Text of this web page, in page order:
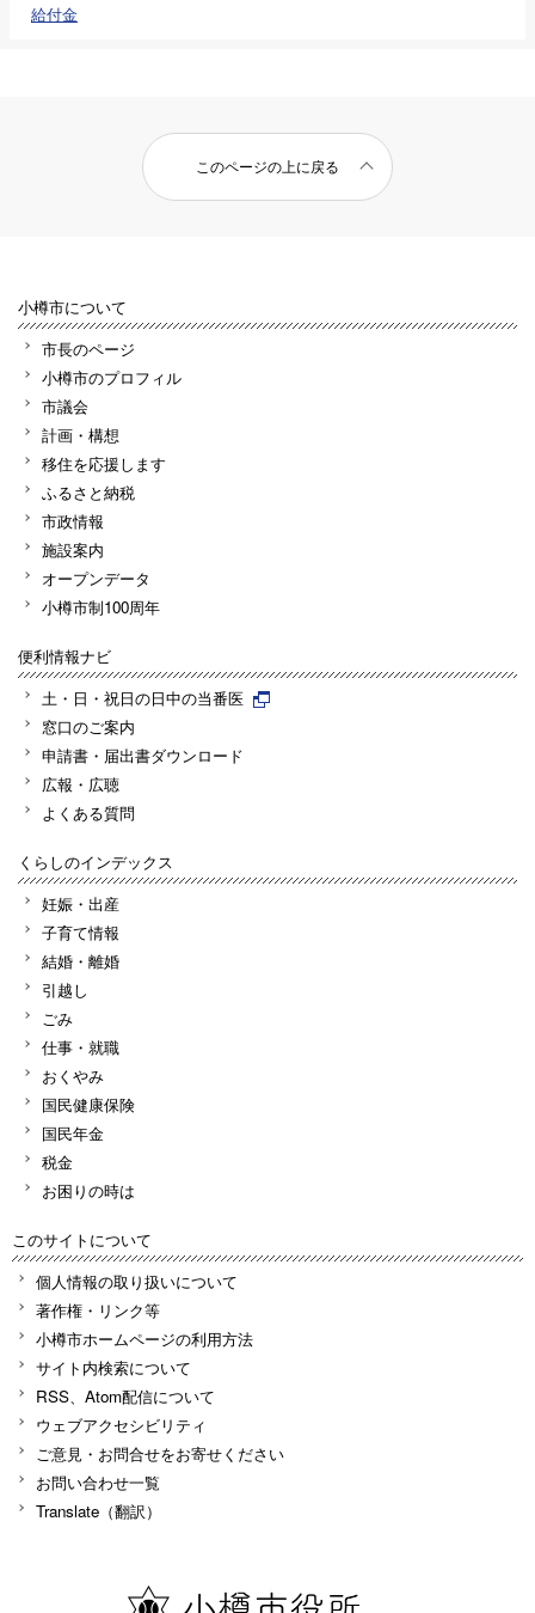
給付金
このページの上に戻る
小樽市について
市長のページ
小樽市のプロフィル
市議会
計画・構想
移住を応援します
ふるさと納税
市政情報
施設案内
オープンデータ
小樽市制100周年
便利情報ナビ
土・日・祝日の日中の当番医
窓口のご案内
申請書・届出書ダウンロード
広報・広聴
よくある質問
くらしのインデックス
妊娠・出産
子育て情報
結婚・離婚
引越し
ごみ
仕事・就職
おくやみ
国民健康保険
国民年金
税金
お困りの時は
このサイトについて
個人情報の取り扱いについて
著作権・リンク等
小樽市ホームページの利用方法
サイト内検索について
RSS、Atom配信について
ウェブアクセシビリティ
ご意見・お問合せをお寄せください
お問い合わせ一覧
Translate（翻訳）